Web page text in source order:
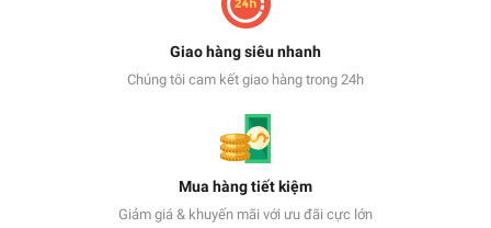
Giao hàng siêu nhanh
Chúng tôi cam kết giao hàng trong 24h
Mua hàng tiết kiệm
Giảm giá & khuyến mãi với ưu đãi cực lớn